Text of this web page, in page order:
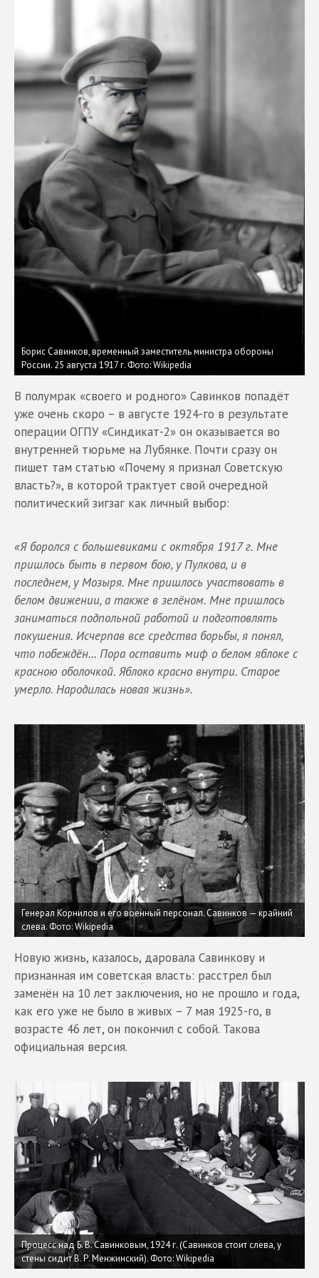
Борис Савинков, временный заместитель министра обороны
России. 25 августа 1917 г.Фото: Wikipedia
В полумрак «своего и родного» Савинков попадёт
уже очень скоро – в августе 1924-го в результате
операции ОГПУ «Синдикат-2» он оказывается во
внутренней тюрьме на Лубянке. Почти сразу он
пишет там статью «Почему я признал Советскую
власть?», в которой трактует свой очередной
политический зигзаг как личный выбор:
«Я боролся с большевиками с октября 1917 г. Мне
пришлось быть в первом бою, у Пулкова, и в
последнем, у Мозыря. Мне пришлось участвовать в
белом движении, а также в зелёном. Мне пришлось
заниматься подпольной работой и подготовлять
покушения. Исчерпав все средства борьбы, я понял,
что побеждён... Пора оставить миф о белом яблоке с
красною оболочкой. Яблоко красно внутри. Старое
умерло. Народилась новая жизнь».
Генерал Корнилов и его военный персонал. Савинков — крайний
слева. Фото: Wikipedia
Новую жизнь, казалось, даровала Савинкову и
признанная им советская власть: расстрел был
заменён на 10 лет заключения, но не прошло и года,
как его уже не было в живых – 7 мая 1925-го, в
возрасте 46 лет, он покончил с собой. Такова
официальная версия.
Процесс над Б. В. Савинковым, 1924 г. (Савинков стоит слева, у
стены сидит В. Р. Менжинский).Фото: Wikipedia